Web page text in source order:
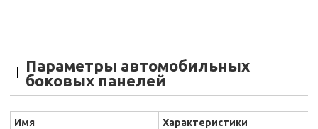
Параметры автомобильных
боковых панелей
Имя Характеристики